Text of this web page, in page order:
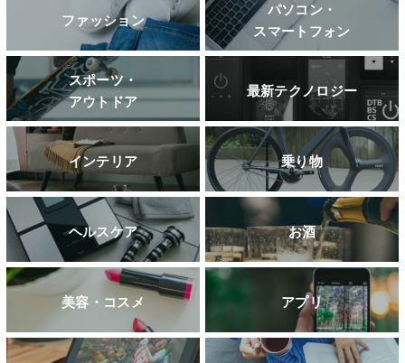
ファッション
パソコン・
スマートフォン
スポーツ・
アウトドア
最新テクノロジー
インテリア 乗り物
ヘルスケア お酒
美容・コスメ アプリ